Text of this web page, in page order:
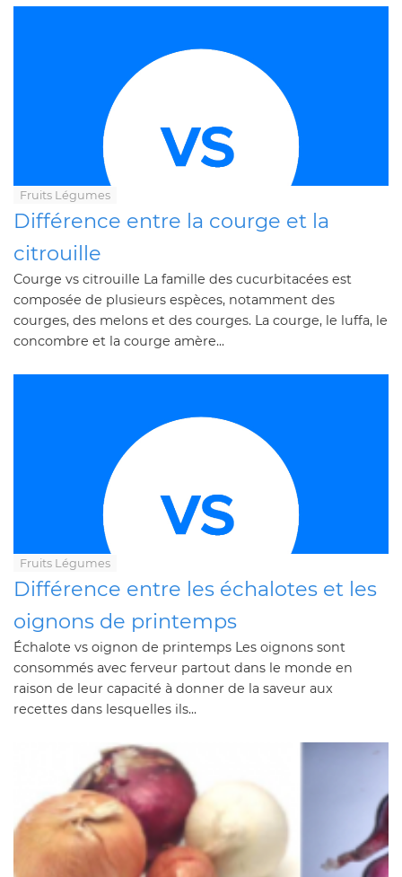
Fruits Légumes
Différence entre la courge et la
citrouille
Courge vs citrouille La famille des cucurbitacées est
composée de plusieurs espèces, notamment des
courges, des melons et des courges. La courge, le luffa, le
concombre et la courge amère...
Fruits Légumes
Différence entre les échalotes et les
oignons de printemps
Échalote vs oignon de printemps Les oignons sont
consommés avec ferveur partout dans le monde en
raison de leur capacité à donner de la saveur aux
recettes dans lesquelles ils...